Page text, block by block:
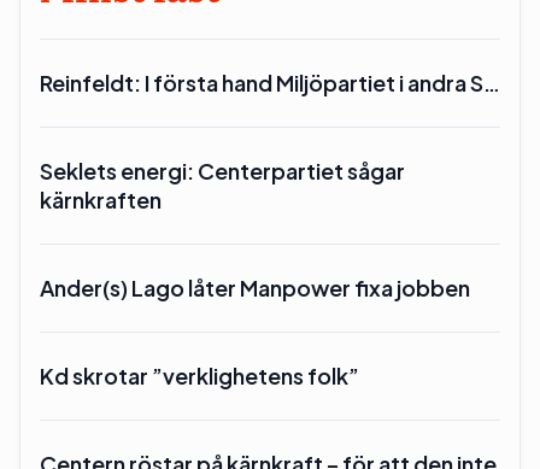
Reinfeldt: I första hand Miljöpartiet i andra S…
Seklets energi: Centerpartiet sågar
kärnkraften
Ander(s) Lago låter Manpower fixa jobben
Kd skrotar ”verklighetens folk”